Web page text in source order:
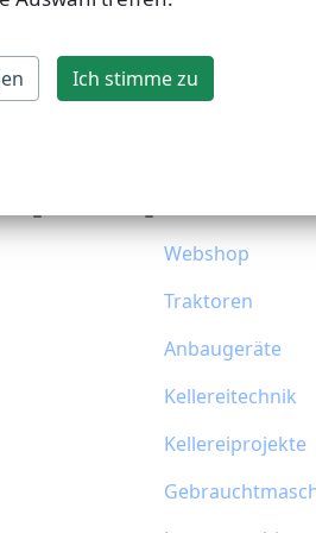
Webshop
Traktoren
Anbaugeräte
Kellereitechnik
Kellereiprojekte
Ich stimme zu